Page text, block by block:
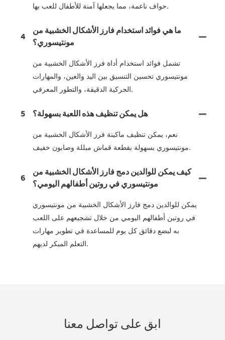
حواف ناعمة، مما يجعلها آمنة للأطفال للعب بها.
4
ما هي فوائد استخدام فارز الأشكال الخشبية من
مونتيسوري؟
تشمل فوائد استخدام أداة فرز الأشكال الخشبية من
مونتيسوري تحسين التنسيق بين اليد والعين، والمهارات
الحركية الدقيقة، والتطور المعرفي.
5 هل يمكن تنظيف هذه اللعبة بسهولة؟
نعم، يمكن تنظيف ماكينة فرز الأشكال الخشبية من
مونتيسوري بسهولة بقطعة قماش مبللة وصابون خفيف.
6
كيف يمكن للوالدين دمج فارز الأشكال الخشبية من
مونتيسوري في روتين أطفالهم اليومي؟
يمكن للوالدين دمج فارز الأشكال الخشبية من مونتيسوري
في روتين أطفالهم اليومي من خلال تشجيعهم على اللعب
به لبضع دقائق كل يوم للمساعدة في تطوير مهارات
التعلم المبكر لديهم.
ابق على تواصل معنا